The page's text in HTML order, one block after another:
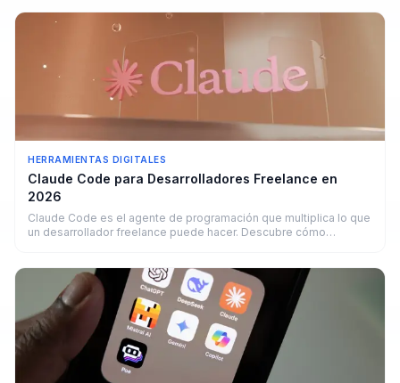
HERRAMIENTAS DIGITALES
Claude Code para Desarrolladores Freelance en
2026
Claude Code es el agente de programación que multiplica lo que
un desarrollador freelance puede hacer. Descubre cómo